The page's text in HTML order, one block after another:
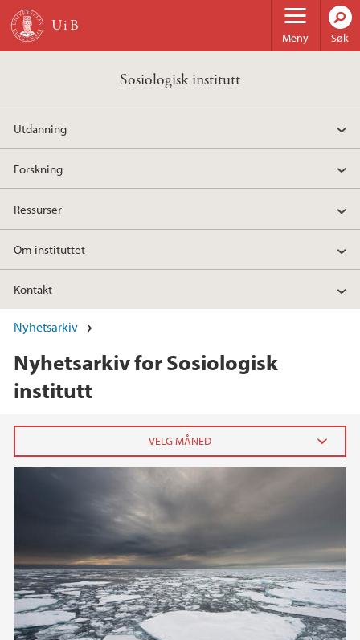
Hopp til hovedinnhold
Meny Søk
Sosiologisk institutt
Utdanning
Forskning
Ressurser
Om instituttet
Kontakt
Nyhetsarkiv
Nyhetsarkiv for Sosiologisk
institutt
2026
2025
2024